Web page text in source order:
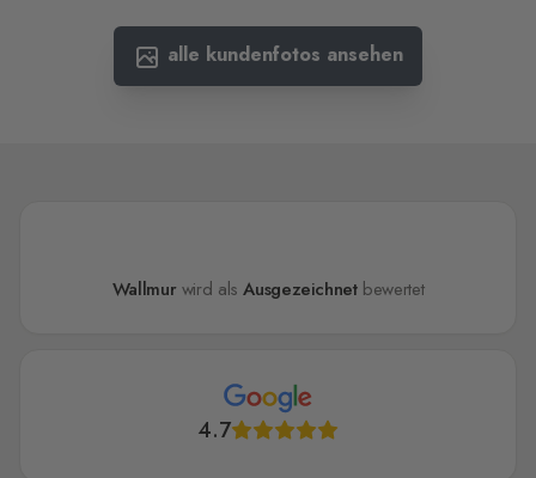
alle kundenfotos ansehen
Wallmur wird alsAusgezeichnetbewertet
4.7